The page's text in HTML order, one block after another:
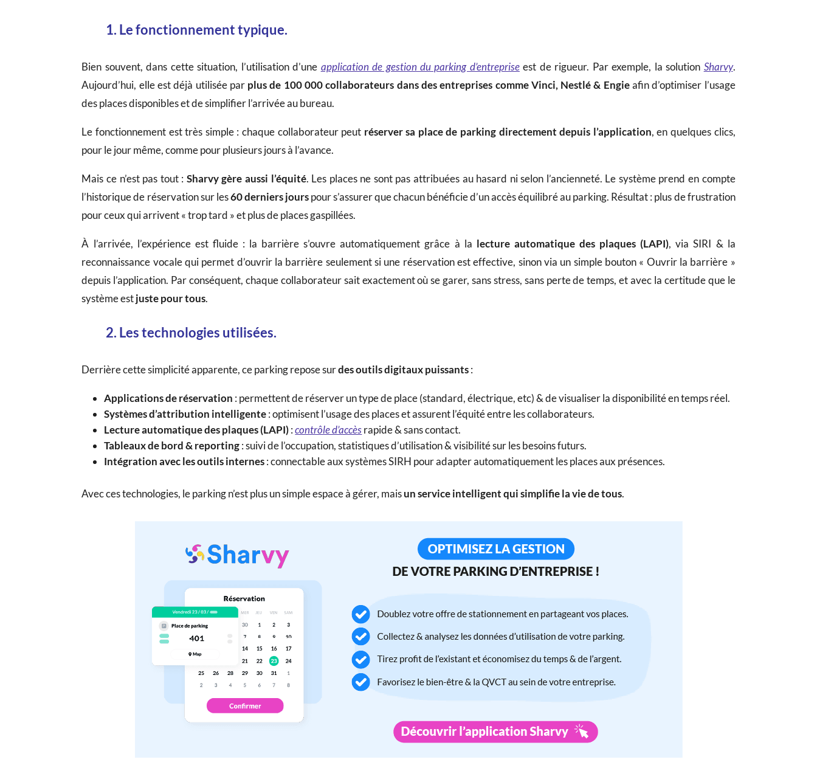
1. Le fonctionnement typique.
Bien souvent, dans cette situation, l’utilisation d’une application de gestion du parking d’entrepriseest de rigueur. Par exemple, la solution Sharvy.
Aujourd’hui, elle est déjà utilisée par plus de 100 000 collaborateurs dans des entreprises comme Vinci, Nestlé & Engieafin d’optimiser l’usage
des places disponibles et de simplifier l’arrivée au bureau.
Le fonctionnement est très simple : chaque collaborateur peut réserver sa place de parking directement depuis l’application, en quelques clics,
pour le jour même, comme pour plusieurs jours à l’avance.
Mais ce n’est pas tout : Sharvy gère aussi l’équité. Les places ne sont pas attribuées au hasard ni selon l’ancienneté. Le système prend en compte
l’historique de réservation sur les60 derniers jourspour s’assurer que chacun bénéficie d’un accès équilibré au parking. Résultat : plus de frustration
pour ceux qui arrivent « trop tard » et plus de places gaspillées.
À l’arrivée, l’expérience est fluide : la barrière s’ouvre automatiquement grâce à la lecture automatique des plaques (LAPI), via SIRI & la
reconnaissance vocale qui permet d’ouvrir la barrière seulement si une réservation est effective, sinon via un simple bouton « Ouvrir la barrière »
depuis l’application. Par conséquent, chaque collaborateur sait exactement où se garer, sans stress, sans perte de temps, et avec la certitude que le
système estjuste pour tous.
2. Les technologies utilisées.
Derrière cette simplicité apparente, ce parking repose surdes outils digitaux puissants:
Applications de réservation : permettent de réserver un type de place (standard, électrique, etc) & de visualiser la disponibilité en temps réel.
Systèmes d’attribution intelligente: optimisent l’usage des places et assurent l’équité entre les collaborateurs.
Lecture automatique des plaques (LAPI):contrôle d’accèsrapide & sans contact.
Tableaux de bord & reporting: suivi de l’occupation, statistiques d’utilisation & visibilité sur les besoins futurs.
Intégration avec les outils internes: connectable aux systèmes SIRH pour adapter automatiquement les places aux présences.
Avec ces technologies, le parking n’est plus un simple espace à gérer, maisun service intelligent qui simplifie la vie de tous.